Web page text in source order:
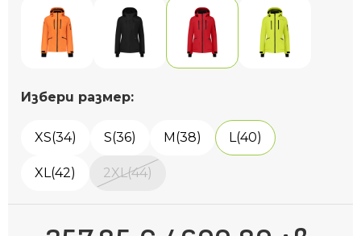
Избери размер:
XS(34) S(36) M(38) L(40)
XL(42) 2XL(44)